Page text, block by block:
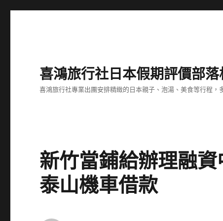
喜鴻旅行社日本假期評價部落
喜鴻旅行社專業出團安排精緻的日本親子、泡湯、美食等行程
新竹當鋪給辦理融
泰山機車借款